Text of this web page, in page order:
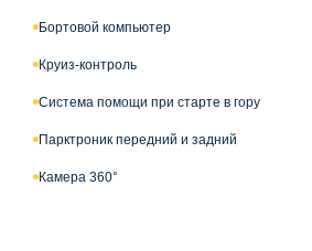
Бортовой компьютер
Круиз-контроль
Система помощи при старте в гору
Парктроник передний и задний
Камера 360°